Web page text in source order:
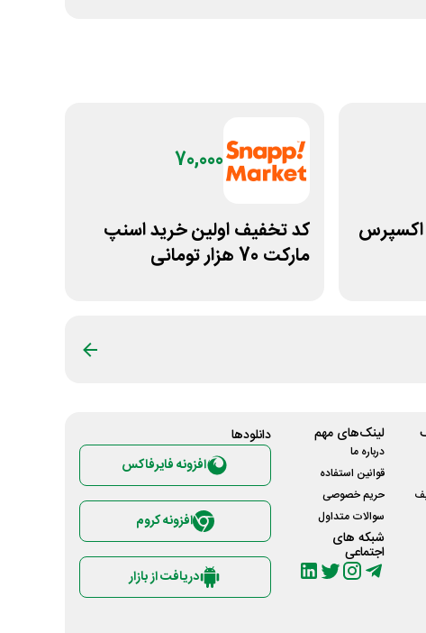
70,000
کد تخفیف اولین خرید اسنپ
مارکت 70 هزار تومانی
لینک‌های مهم
درباره ما
قوانین استفاده
حریم خصوصی
سوالات متداول
شبکه های
اجتماعی
دانلود‌ها
افزونه فایرفاکس
افزونه کروم
دریافت از بازار